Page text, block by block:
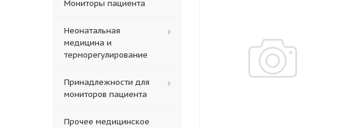
Мониторы пациента
Неонатальная
медицина и
терморегулирование
Принадлежности для
мониторов пациента
Прочее медицинское